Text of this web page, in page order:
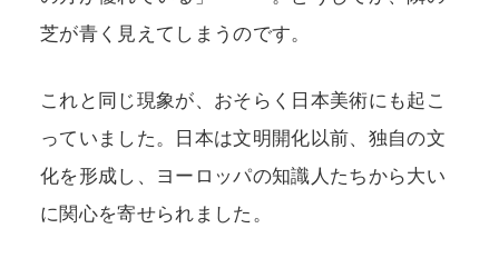
芝が青く見えてしまうのです。
これと同じ現象が、おそらく日本美術にも起こ
っていました。日本は文明開化以前、独自の文
化を形成し、ヨーロッパの知識人たちから大い
に関心を寄せられました。